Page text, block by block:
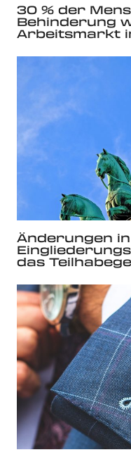
30 % der
Behinderung
Arbeitsmarkt
Änderungen
das